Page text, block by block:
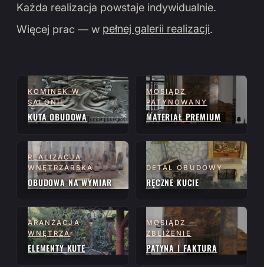
Każda realizacja powstaje indywidualnie.
Więcej prac — w pełnej galerii realizacji.
KOMINEK W
SALONIE
KUTA OBUDOWA
MOSIĄDZ
PATYNOWANY
MATERIAŁ PREMIUM
REALIZACJA
WNĘTRZARSKA
OBUDOWA NA WYMIAR
DETAL OBUDOWY
RĘCZNE KUCIE
ARANŻACJA
WNĘTRZA
ELEMENTY KUTE
MOSIĄDZ —
ZBLIŻENIE
PATYNA I FAKTURA